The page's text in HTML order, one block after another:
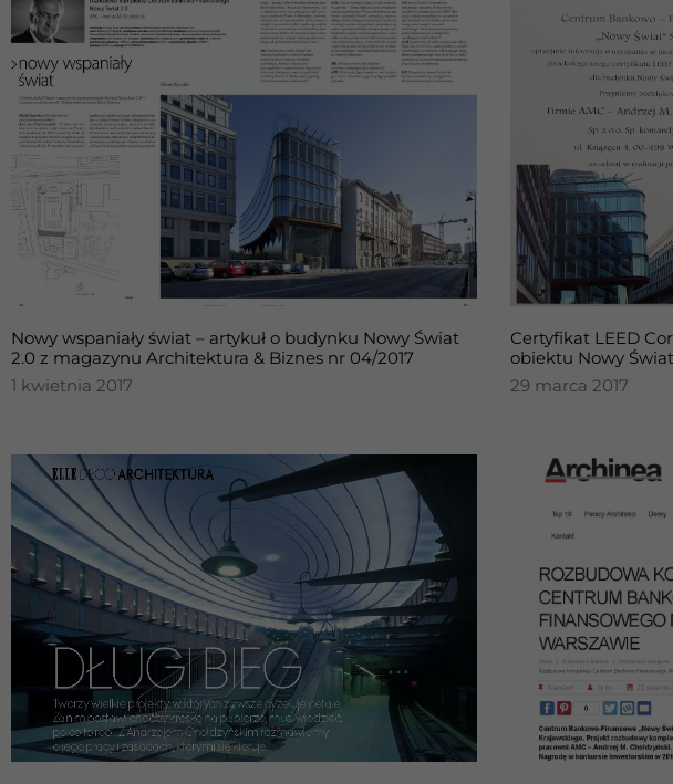
Nowy wspaniały świat – artykuł o budynku Nowy Świat
2.0 z magazynu Architektura & Biznes nr 04/2017
1 kwietnia 2017
Certyfikat LEED
obiektu Nowy Świat
29 marca 2017